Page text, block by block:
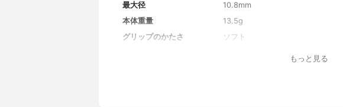
最大径
10.8mm
本体重量
13.5g
グリップのかたさ
ソフト
もっと見る